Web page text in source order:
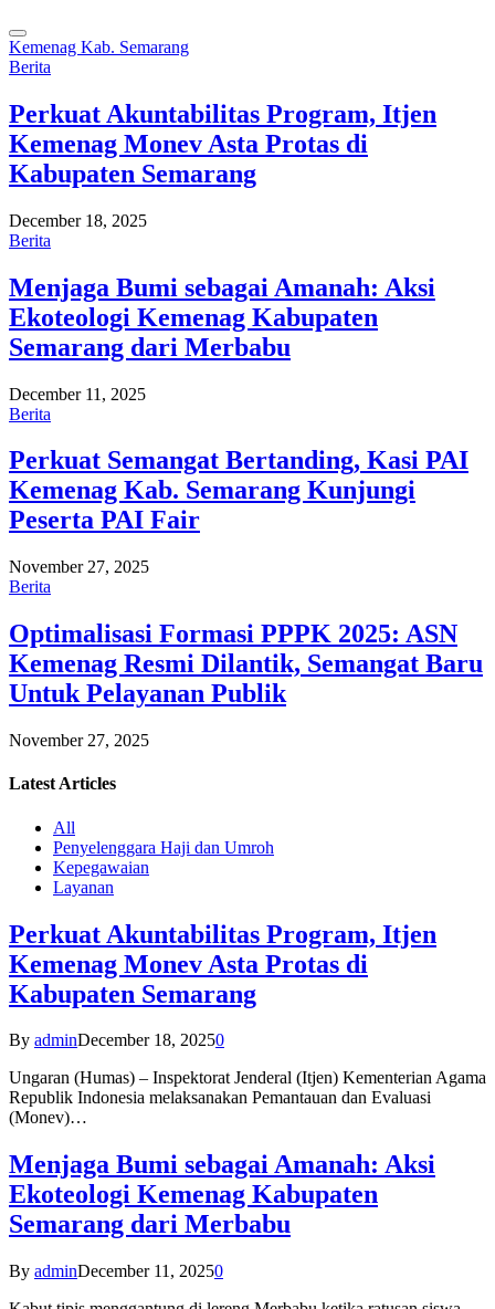
Kemenag Kab. Semarang
Berita
Perkuat Akuntabilitas Program, Itjen
Kemenag Monev Asta Protas di
Kabupaten Semarang
December 18, 2025
Berita
Menjaga Bumi sebagai Amanah: Aksi
Ekoteologi Kemenag Kabupaten
Semarang dari Merbabu
December 11, 2025
Berita
Perkuat Semangat Bertanding, Kasi PAI
Kemenag Kab. Semarang Kunjungi
Peserta PAI Fair
November 27, 2025
Berita
Optimalisasi Formasi PPPK 2025: ASN
Kemenag Resmi Dilantik, Semangat Baru
Untuk Pelayanan Publik
November 27, 2025
Latest Articles
All
Penyelenggara Haji dan Umroh
Kepegawaian
Layanan
Perkuat Akuntabilitas Program, Itjen
Kemenag Monev Asta Protas di
Kabupaten Semarang
By adminDecember 18, 20250
Ungaran (Humas) – Inspektorat Jenderal (Itjen) Kementerian Agama
Republik Indonesia melaksanakan Pemantauan dan Evaluasi
(Monev)…
Menjaga Bumi sebagai Amanah: Aksi
Ekoteologi Kemenag Kabupaten
Semarang dari Merbabu
By adminDecember 11, 20250